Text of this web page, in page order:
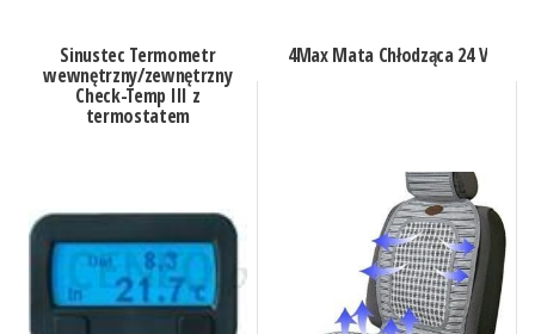
Sinustec Termometr
wewnętrzny/zewnętrzny
Check-Temp III z
termostatem
4Max Mata Chłodząca 24 V